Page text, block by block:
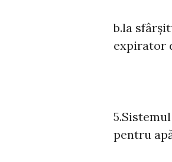
b.la
expirator
pentru